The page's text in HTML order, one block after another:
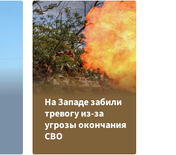
На Западе забили
тревогу из-за
угрозы окончания
СВО